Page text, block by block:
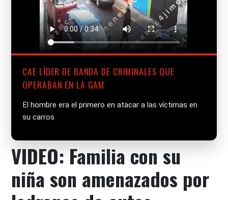
CAE LÍDER DE BANDA DE CRIMINALES QUE
OPERABAN EN LA GAM
El hombre era el primero en atacar a las víctimas en
su carros
VIDEO: Familia con su
niña son amenazados por